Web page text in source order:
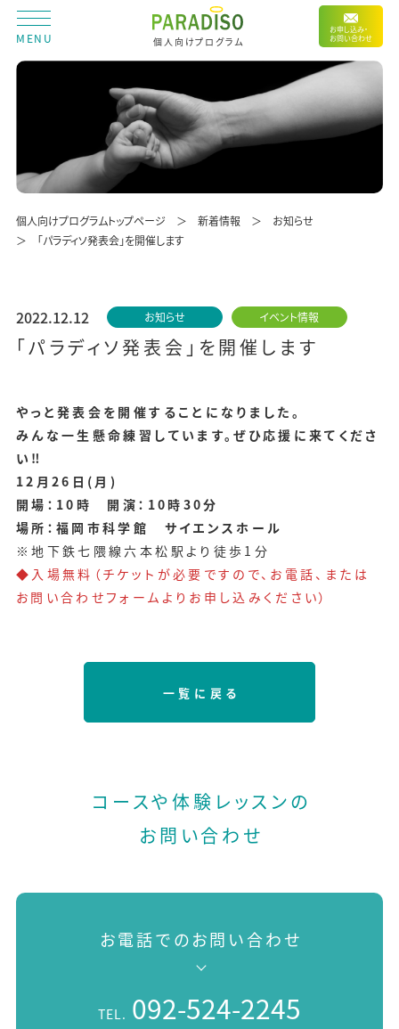
MENU 個人向けプログラム
お申し込み・
お問い合わせ
個人向けプログラムトップページ 新着情報
お知らせ
「パラディソ発表会」を開催します
2022.12.12 お知らせ イベント情報
「パラディソ発表会」を開催します
やっと発表会を開催することになりました。
みんな一生懸命練習しています。ぜひ応援に来てくださ
い‼
12 月26日(月)
開場：10時 開演：10時30分
場所：福岡市科学館
サイエンスホール
※地下鉄七隈線六本松駅より徒歩1分
◆入場無料（チケットが必要ですので、お電話、または
お問い合わせフォームよりお申し込みください）
一覧に戻る
コースや体験レッスンの
お問い合わせ
お電話でのお問い合わせ
TEL. 092-524-2245